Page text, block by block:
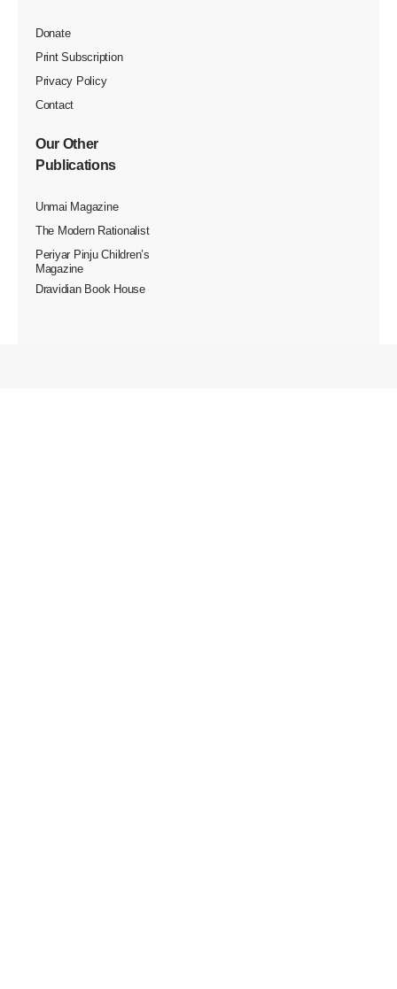
Donate
Print Subscription
Privacy Policy
Contact
Our Other
Publications
Unmai Magazine
The Modern Rationalist
Periyar Pinju Children’s
Magazine
Dravidian Book House